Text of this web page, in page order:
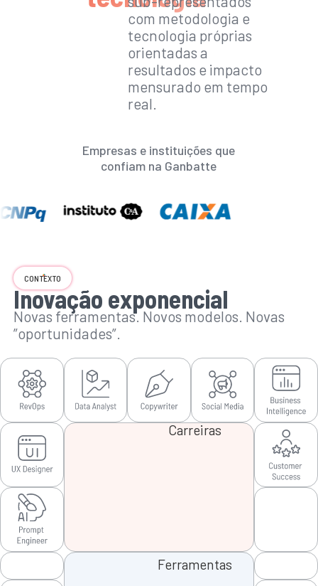
com metodologia e
tecnologia próprias
orientadas a
resultados e impacto
mensurado em tempo
real.
Empresas e instituições que
confiam na Ganbatte
CONTEXTO
Inovação exponencial
Novas ferramentas. Novos modelos. Novas
”oportunidades”.
Carreiras
Ferramentas